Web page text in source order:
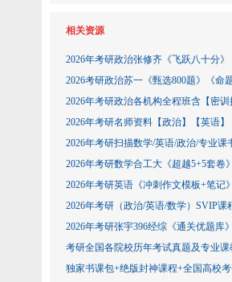
相关资源
2026年考研政治张修齐《飞跃八十分
2026考研政治苏一《甄选800题》《命
2026年考研政治各机构全程班含【密训
2026年考研名师资料【政治】【英语
2026年考研扫描数学/英语/政治/专业课
2026年考研数学合工大《超越5+5套卷
2026年考研英语《冲刺作文模板+笔记
2026年考研（政治/英语/数学）SVIP课
2026年考研张宇396经综《通关优题库
考研全国各院校历年考试真题及专业课
独家书课包+绝版封神课程+全国高校